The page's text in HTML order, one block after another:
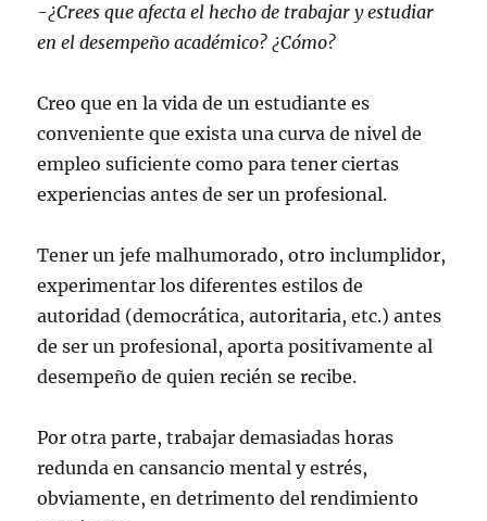
-¿Crees que afecta el hecho de trabajar y estudiar
en el desempeño académico? ¿Cómo?
Creo que en la vida de un estudiante es
conveniente que exista una curva de nivel de
empleo suficiente como para tener ciertas
experiencias antes de ser un profesional.
Tener un jefe malhumorado, otro inclumplidor,
experimentar los diferentes estilos de
autoridad (democrática, autoritaria, etc.) antes
de ser un profesional, aporta positivamente al
desempeño de quien recién se recibe.
Por otra parte, trabajar demasiadas horas
redunda en cansancio mental y estrés,
obviamente, en detrimento del rendimiento